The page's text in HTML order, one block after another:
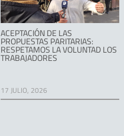
ACEPTACIÓN DE LAS
PROPUESTAS PARITARIAS:
RESPETAMOS LA VOLUNTAD LOS
TRABAJADORES
17 JULIO, 2026